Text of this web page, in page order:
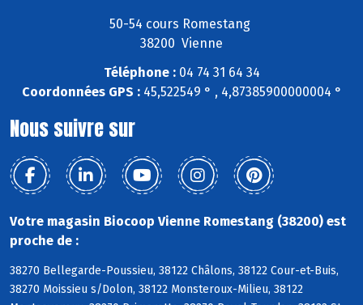
50-54 cours Romestang
38200 Vienne
Téléphone :04 74 31 64 34
Coordonnées GPS :45,522549 ° , 4,87385900000004 °
Nous suivre sur
Votre magasin Biocoop Vienne Romestang (38200) est
proche de :
38270 Bellegarde-Poussieu, 38122 Châlons, 38122 Cour-et-Buis,
38270 Moissieu s/Dolon, 38122 Monsteroux-Milieu, 38122